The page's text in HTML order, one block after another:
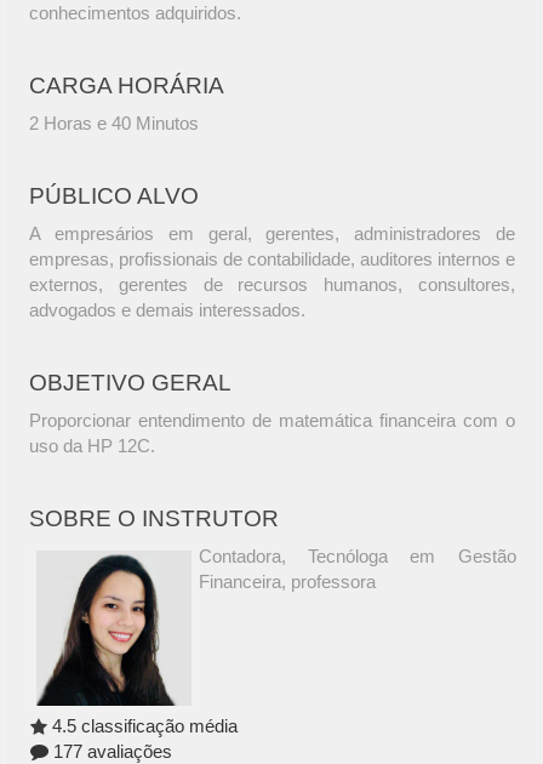
conhecimentos adquiridos.
CARGA HORÁRIA
2 Horas e 40 Minutos
PÚBLICO ALVO
A empresários em geral, gerentes, administradores de
empresas, profissionais de contabilidade, auditores internos e
externos, gerentes de recursos humanos, consultores,
advogados e demais interessados.
OBJETIVO GERAL
Proporcionar entendimento de matemática financeira com o
uso da HP 12C.
SOBRE O INSTRUTOR
Contadora, Tecnóloga em Gestão
Financeira, professora
4.5 classificação média
177 avaliações